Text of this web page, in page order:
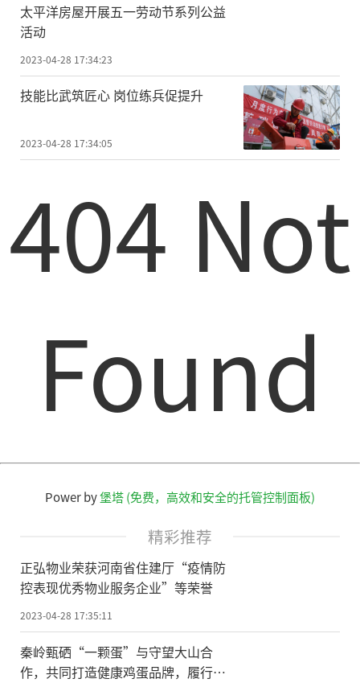
太平洋房屋开展五一劳动节系列公益
活动
2023-04-28 17:34:23
技能比武筑匠心 岗位练兵促提升
2023-04-28 17:34:05
404 Not
Found
Power by堡塔 (免费，高效和安全的托管控制面板)
精彩推荐
正弘物业荣获河南省住建厅“疫情防
控表现优秀物业服务企业”等荣誉
2023-04-28 17:35:11
秦岭甄硒“一颗蛋”与守望大山合
作，共同打造健康鸡蛋品牌，履行社